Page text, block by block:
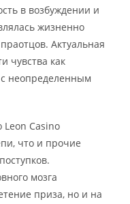
в возбуждении и
жизненно
Актуальная
чувства как
неопределенным
Casino
что и прочие
мозга
приза, но и на